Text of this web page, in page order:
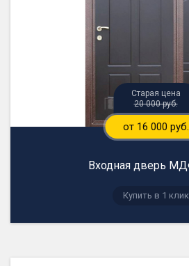
20 000 руб.
от 16 000 руб.
Входная дверь
Купить в 1 клик